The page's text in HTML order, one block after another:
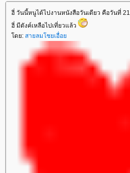
ฮี่ วันนี้หนูได้ไปงานหนังสือวันเดียว คือวันที่ 21
ฮี่ มีตังค์เหลือไปเที่ยวแล้ว
ดย: สายลมโชยเอื่อ